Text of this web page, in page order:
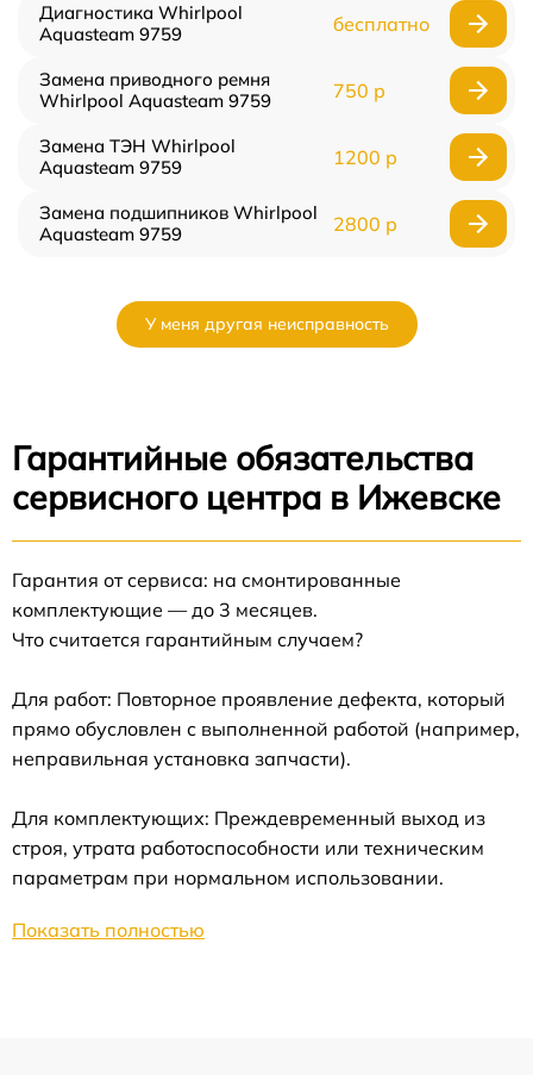
Диагностика Whirlpool
Aquasteam 9759
бесплатно
Замена приводного ремня
Whirlpool Aquasteam 9759
750 р
Замена ТЭН Whirlpool
Aquasteam 9759
1200 р
Замена подшипников Whirlpool
Aquasteam 9759
2800 р
У меня другая неисправность
Гарантийные обязательства
сервисного центра в Ижевске
Гарантия от сервиса: на смонтированные
комплектующие — до 3 месяцев.
Что считается гарантийным случаем?
Для работ: Повторное проявление дефекта, который
прямо обусловлен с выполненной работой (например,
неправильная установка запчасти).
Для комплектующих: Преждевременный выход из
строя, утрата работоспособности или техническим
параметрам при нормальном использовании.
Показать полностью